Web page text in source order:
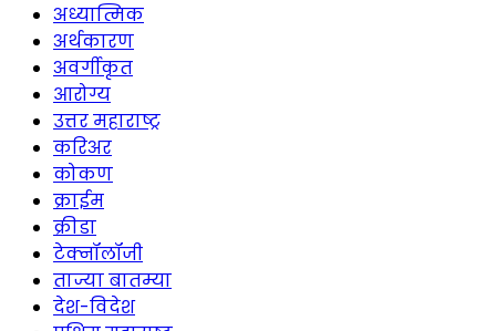
अध्यात्मिक
अर्थकारण
अवर्गीकृत
आरोग्य
उत्तर महाराष्ट्र
करिअर
कोकण
क्राईम
क्रीडा
टेक्नॉलॉजी
ताज्या बातम्या
देश-विदेश